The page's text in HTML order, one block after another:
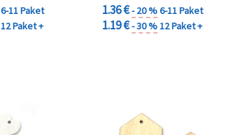
6-11 Paket
12 Paket +
1.36 €- 20 %6-11 Paket
1.19 €- 30 %12 Paket +